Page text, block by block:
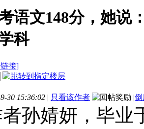
语文148分，她说
科
接]
30 15:36:02 | 只看该作者 |倒
孙婧妍，毕业